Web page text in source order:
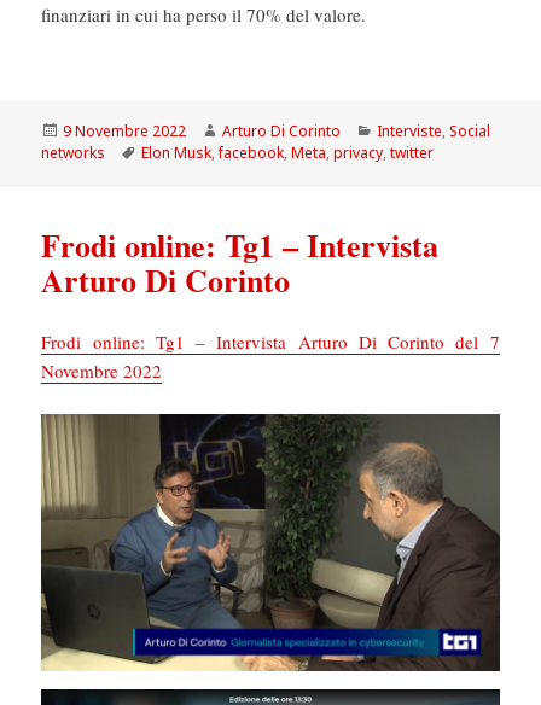
finanziari in cui ha perso il 70% del valore.
Scritto
il
9 Novembre 2022 Autore
Arturo Di Corinto Categorie
Interviste,Social
networks
Tag
Elon Musk,facebook,Meta,privacy,twitter
Frodi online: Tg1 – Intervista
Arturo Di Corinto
Frodi online: Tg1 – Intervista Arturo Di Corinto del 7
Novembre 2022